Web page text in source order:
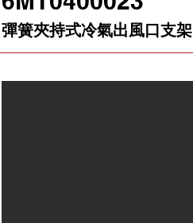
彈簧夾持式冷氣出風口支架